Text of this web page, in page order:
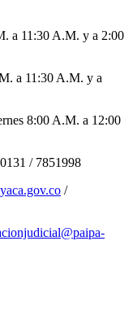
a 11:30 A.M. y a 2:00
a 11:30 A.M. y a
8:00 A.M. a 12:00
/ 7851998
/